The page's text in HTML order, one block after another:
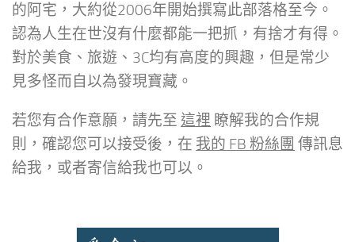
的阿宅，大約從2006年開始撰寫此部落格至今。
認為人生在世沒有什麼都能一把抓，有捨才有得。
對於美食、旅遊、3C均有高度的興趣，但是常少
見多怪而自以為發現寶藏。
若您有合作意願，請先至 這裡 瞭解我的合作規
則，確認您可以接受後，在 我的 FB 粉絲團 傳訊息
給我，或者寄信給我也可以。